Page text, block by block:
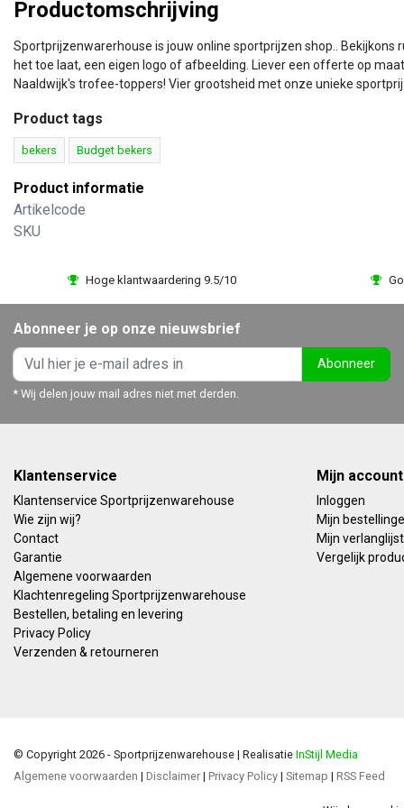
Productomschrijving
Sportprijzenwarerhouse is jouw online sportprijzen shop..
het toe laat, een eigen logo of afbeelding. Liever een offerte op
Naaldwijk's trofee-toppers! Vier grootsheid met onze unieke
Product tags
bekers Budget bekers
Product informatie
Artikelcode
SKU
Hoge klantwaardering 9.5/10
Abonneer je op onze nieuwsbrief
Abonneer
* Wij delen jouw mail adres niet met derden.
Klantenservice
Klantenservice Sportprijzenwarehouse
Wie zijn wij?
Contact
Garantie
Algemene voorwaarden
Klachtenregeling Sportprijzenwarehouse
Bestellen, betaling en levering
Privacy Policy
Verzenden & retourneren
Mijn account
Inloggen
Mijn
Mijn verlanglijst
Vergelijk
© Copyright 2026 - Sportprijzenwarehouse | Realisatie InStijl Media
Algemene voorwaarden | Disclaimer | Privacy Policy | Sitemap | RSS Feed